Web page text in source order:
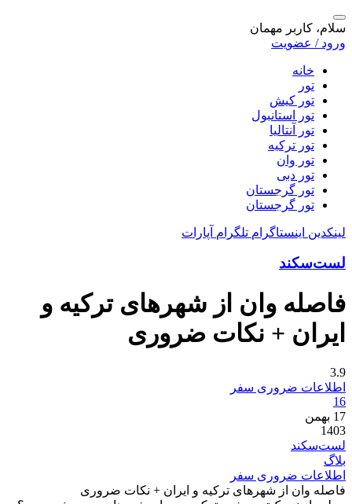
سلام، کاربر مهمان
ورود / عضویت
خانه
تور
تور کیش
تور استانبول
تور آنتالیا
تور ترکیه
تور وان
تور دبی
تور گرجستان
تور گرجستان
لینکدین اینستاگرام تلگرام آپارات
لست‌سکند
فاصله وان از شهرهای ترکیه و
ایران + نکات ضروری
3.9
اطلاعات ضروری سفر
16
17 بهمن
1403
لست‌سکند
بلاگ
اطلاعات ضروری سفر
فاصله وان از شهرهای ترکیه و ایران + نکات ضروری